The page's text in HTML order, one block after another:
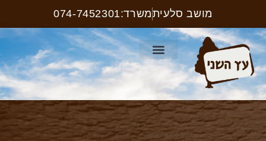
מושב סלעיתמשרד:074-7452301